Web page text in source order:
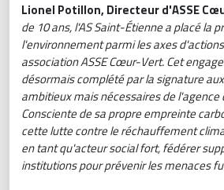
Lionel Potillon, Directeur d'ASSE
de 10 ans, l'AS Saint-Étienne a placé la
l'environnement parmi les axes
association ASSE Cœur-Vert. Cet
désormais complété par la signature
ambitieux mais nécessaires de l'agence
Consciente de sa propre empreinte
cette lutte contre le réchauffement
en tant qu'acteur social fort, fédérer
institutions pour prévenir les menaces